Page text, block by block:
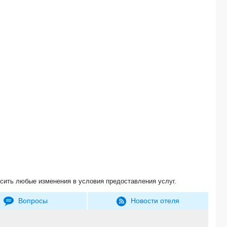
ДИОНИС, отель -*
ВИЛЛА ЛАВАНДА, гостевой дом -*
BOUTIQUE HOTEL ANANA, отель -*
любые изменения в условия предоставления услуг.
Вопросы Новости отеля